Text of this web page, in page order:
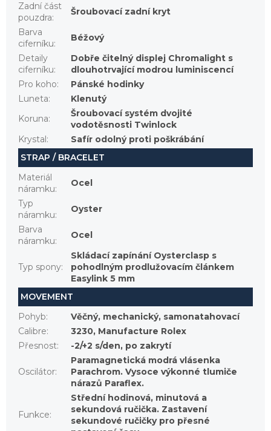
Zadní část
pouzdra:
Šroubovací zadní kryt
Barva
ciferníku:
Béžový
Detaily
ciferníku:
Dobře čitelný displej Chromalight s
dlouhotrvající modrou luminiscencí
Pro koho:
Pánské hodinky
Luneta:
Klenutý
Koruna:
Šroubovací systém dvojité
vodotěsnosti Twinlock
Krystal :
Safír odolný proti poškrábání
STRAP / BRACELET
Materiál
náramku:
Ocel
Typ
náramku:
Oyster
Barva
náramku:
Ocel
Typ spony:
Skládací zapínání Oysterclasp s
pohodlným prodlužovacím článkem
Easylink 5 mm
MOVEMENT
Pohyb:
Věčný, mechanický, samonatahovací
Calibre:
3230, Manufacture Rolex
Přesnost: -2/+2 s/den, po zakrytí
Oscilátor:
Paramagnetická modrá vlásenka
Parachrom. Vysoce výkonné tlumiče
nárazů Paraflex.
Funkce:
Střední hodinová, minutová a
sekundová ručička. Zastavení
sekundové ručičky pro přesné